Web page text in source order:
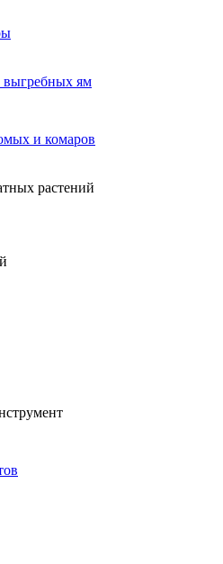
выгребных ям
и комаров
растений